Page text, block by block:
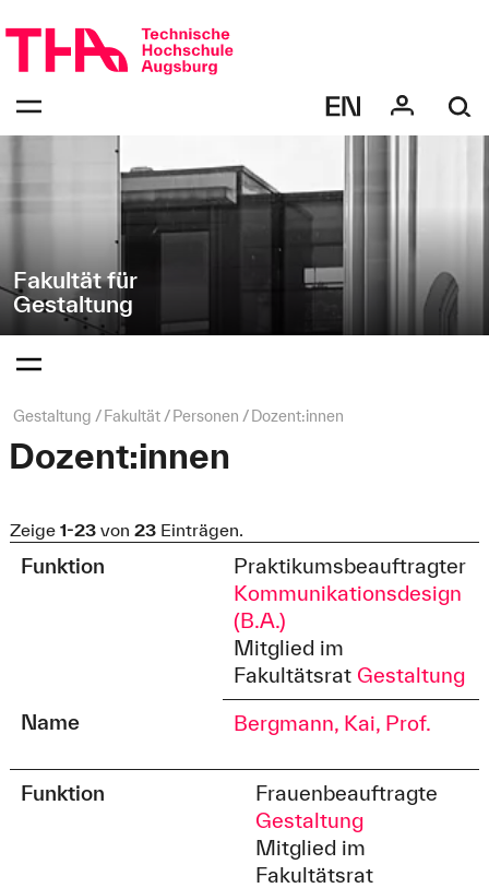
überspringen
zur
Navigation
"Gestaltung"
Fakultät für
Gestaltung
bestätigen
Öffnen
bestätigen
des
Seitenpfad:
Gestaltung Fakultät Personen Dozent:innen
Dozent:innen
Zeige 1-23von 23Einträgen.
Funktion
Praktikumsbeauftragter
Kommunikationsdesign
(B.A.)
Mitglied im
Fakultätsrat Gestaltung
Name
Bergmann, Kai, Prof.
Funktion
Frauenbeauftragte
Gestaltung
Mitglied im
Fakultätsrat